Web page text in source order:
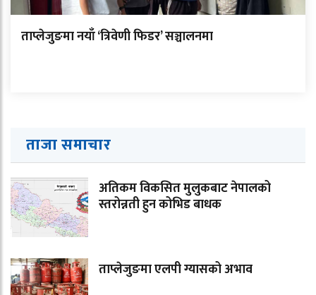
ताप्लेजुङमा नयाँ ‘त्रिवेणी फिडर’ सञ्चालनमा
ताजा समाचार
अतिकम विकसित मुलुकबाट नेपालको
स्तरोन्नती हुन कोभिड बाधक
ताप्लेजुङमा एलपी ग्यासको अभाव